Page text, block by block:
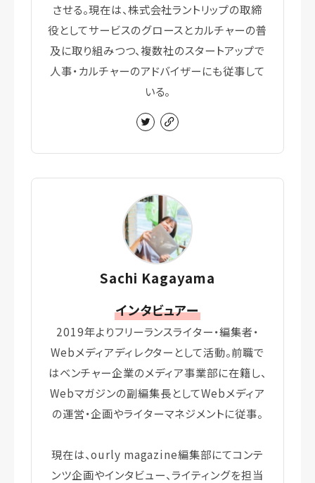
させる。現在は、株式会社ラントリップの取締
役としてサービスのグロースとカルチャーの普
及に取り組みつつ、複数社のスタートアップで
人事・カルチャーのアドバイザーにも従事して
いる。
Sachi Kagayama
インタビュアー
2019年よりフリーランスライター・編集者・
Webメディアディレクターとして活動。前職で
はベンチャー企業のメディア事業部に在籍し、
Webマガジンの副編集長としてWebメディア
の運営・企画やライターマネジメントに従事。
現在は、ourly magazine編集部にてコンテ
ンツ企画やインタビュー、ライティングを担当